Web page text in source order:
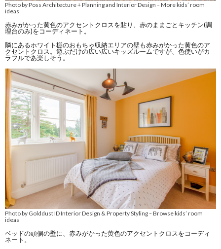
Photo by Poss Architecture + Planning and Interior Design –More kids’ room
ideas
赤みがかった黄色のアクセントクロスを貼り、赤のままごとキッチン(調
理台のみ)をコーディネート。
隣にあるホワイト棚のおもちゃ収納エリアの壁も赤みがかった黄色のア
クセントクロス。遊ぶだけの広い広いキッズルームですが、色使いがカ
ラフルであ楽しそう。
Photo by Golddust ID Interior Design & Property Styling–Browse kids’ room
ideas
ベッドの頭側の壁に、赤みがかった黄色のアクセントクロスをコーディ
ネート。